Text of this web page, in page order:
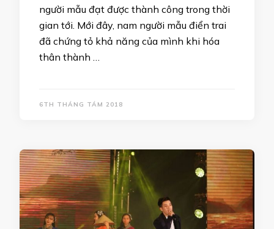
người mẫu đạt được thành công trong thời
gian tới. Mới đây, nam người mẫu điển trai
đã chứng tỏ khả năng của mình khi hóa
thân thành …
6TH THÁNG TÁM 2018